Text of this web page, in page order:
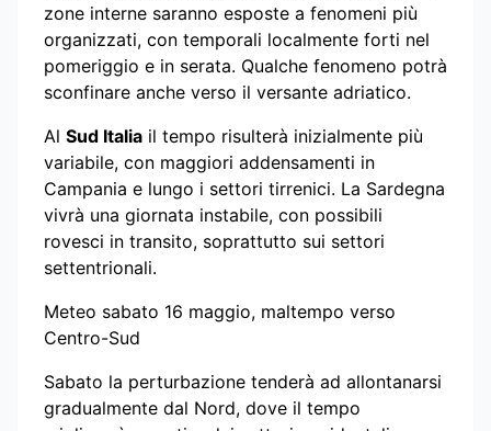
zone interne saranno esposte a fenomeni più
organizzati, con temporali localmente forti nel
pomeriggio e in serata. Qualche fenomeno potrà
sconfinare anche verso il versante adriatico.
Al Sud Italia il tempo risulterà inizialmente più
variabile, con maggiori addensamenti in
Campania e lungo i settori tirrenici. La Sardegna
vivrà una giornata instabile, con possibili
rovesci in transito, soprattutto sui settori
settentrionali.
Meteo sabato 16 maggio, maltempo verso
Centro-Sud
Sabato la perturbazione tenderà ad allontanarsi
gradualmente dal Nord, dove il tempo